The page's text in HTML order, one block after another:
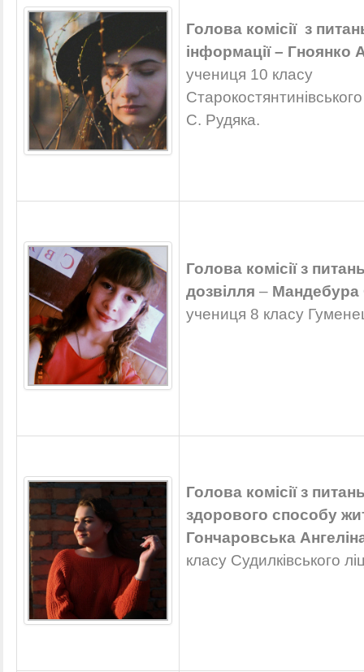
Голова комісії з
інформації– Гноянко
учениця 10 класу
С. Рудяка.
Голова комісії з
дозвілля – Мандебура
учениця 8 класу
Голова комісії з
здорового способу
Гончаровська
класу Судилківського